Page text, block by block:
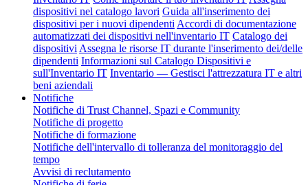
dispositivi nel catalogo lavori Guida all'inserimento dei
dispositivi per i nuovi dipendenti Accordi di documentazione
automatizzati dei dispositivi nell'inventario IT Catalogo dei
dispositivi Assegna le risorse IT durante l'inserimento dei/delle
dipendenti Informazioni sul Catalogo Dispositivi e
sull'Inventario IT Inventario — Gestisci l'attrezzatura IT e altri
beni aziendali
Notifiche
Notifiche di Trust Channel, Spazi e Community
Notifiche di progetto
Notifiche di formazione
Notifiche dell'intervallo di tolleranza del monitoraggio del
tempo
Avvisi di reclutamento